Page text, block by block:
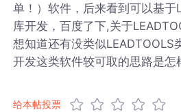
单！）软件，后来看到可以基于
库开发，百度了下,关于
想知道还有没类似LEADTOOLS
开发这类软件较可取的思路是怎
给本帖投票